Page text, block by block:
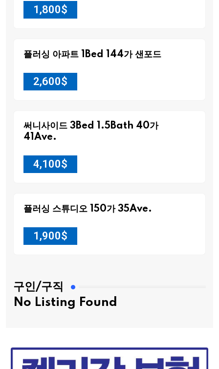
1,800$
플러싱 아파트 1Bed 144가 샌포드
2,600$
써니사이드 3Bed 1.5Bath 40가
41Ave.
4,100$
플러싱 스튜디오 150가 35Ave.
1,900$
구인/구직
No Listing Found